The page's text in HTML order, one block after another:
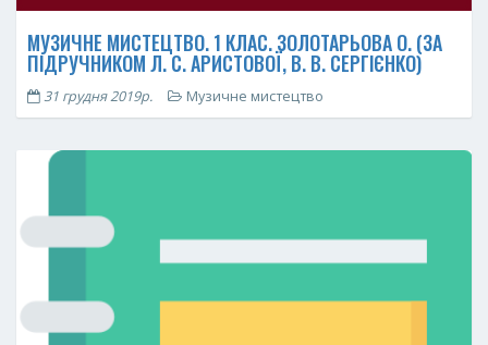
МУЗИЧНЕ МИСТЕЦТВО. 1 КЛАС. ЗОЛОТАРЬОВА О. (ЗА
ПІДРУЧНИКОМ Л. С. АРИСТОВОЇ, В. В. СЕРГІЄНКО)
31 грудня 2019р. Музичне мистецтво